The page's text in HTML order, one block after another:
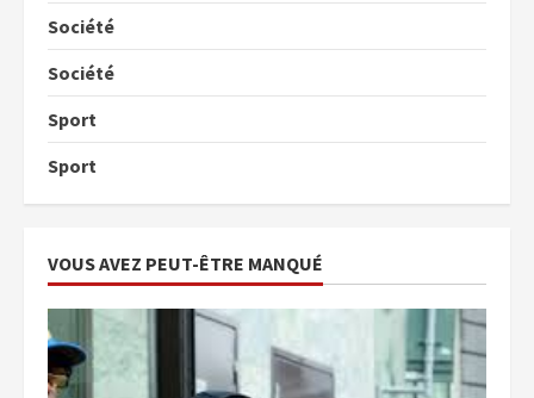
Société
Société
Sport
Sport
VOUS AVEZ PEUT-ÊTRE MANQUÉ